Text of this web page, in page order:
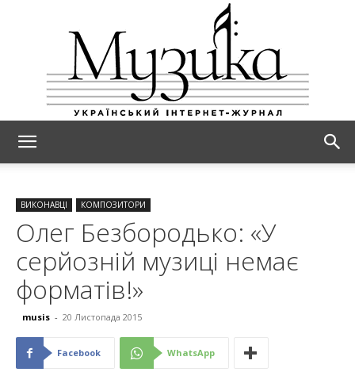
ВИКОНАВЦІ КОМПОЗИТОРИ
Олег Безбородько: «У
серйозній музиці немає
форматів!»
musis - 20 Листопада 2015
Facebook WhatsApp